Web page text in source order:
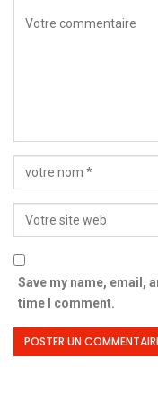
Save my name, email,
time I comment.